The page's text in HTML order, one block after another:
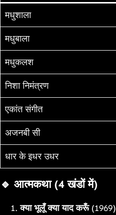
मधुशाला
मधुबाला
मधुकलश
निशा निमंत्रण
एकांत संगीत
अजनबी सी
धार के इधर उधर
🔹 आत्मकथा (4 खंडों में)
क्या भूलूँ क्या याद करूँ(1969)